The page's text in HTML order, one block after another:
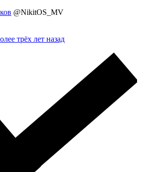
@NikitOS_MV
трёх лет назад